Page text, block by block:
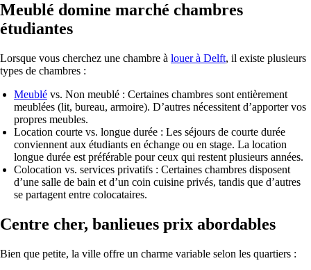
Meublé domine marché chambres
étudiantes
Lorsque vous cherchez une chambre à louer à Delft, il existe plusieurs
types de chambres :
Meublé vs. Non meublé : Certaines chambres sont entièrement
meublées (lit, bureau, armoire). D’autres nécessitent d’apporter vos
propres meubles.
Location courte vs. longue durée : Les séjours de courte durée
conviennent aux étudiants en échange ou en stage. La location
longue durée est préférable pour ceux qui restent plusieurs années.
Colocation vs. services privatifs : Certaines chambres disposent
d’une salle de bain et d’un coin cuisine privés, tandis que d’autres
se partagent entre colocataires.
Centre cher, banlieues prix abordables
Bien que petite, la ville offre un charme variable selon les quartiers :